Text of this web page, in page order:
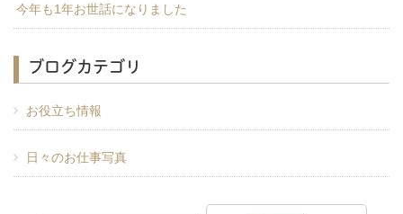
今年も1年お世話になりました
ブログカテゴリ
お役立ち情報
日々のお仕事写真